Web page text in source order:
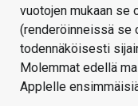
vuotojen mukaan se
(renderöinneissä se
todennäköisesti
Molemmat edellä
Applelle